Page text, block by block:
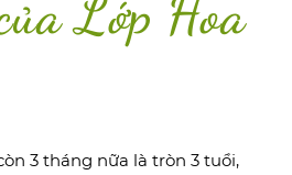
Lớp Hoa
3 tháng nữa là tròn 3 tuổi,